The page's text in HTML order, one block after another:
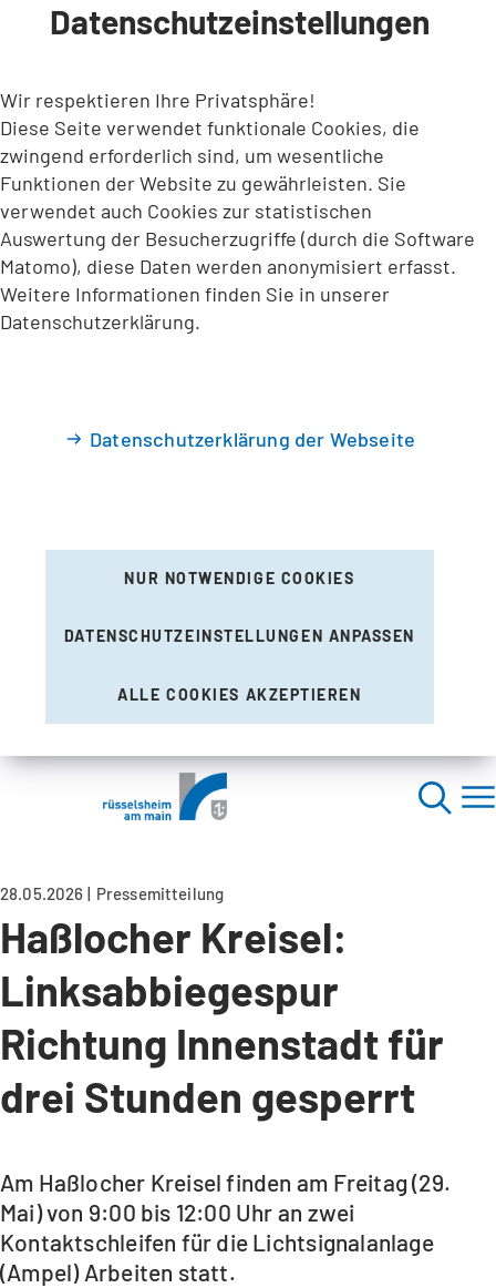
INHALT ANSPRINGEN
Datenschutzeinstellungen
Wir respektieren Ihre Privatsphäre!
Diese Seite verwendet funktionale Cookies, die
zwingend erforderlich sind, um wesentliche
Funktionen der Website zu gewährleisten. Sie
verwendet auch Cookies zur statistischen
Auswertung der Besucherzugriffe (durch die Software
Matomo), diese Daten werden anonymisiert erfasst.
Weitere Informationen finden Sie in unserer
Datenschutzerklärung.
Datenschutzerklärung der Webseite
NUR NOTWENDIGE COOKIES
DATENSCHUTZEINSTELLUNGEN ANPASSEN
ALLE COOKIES AKZEPTIEREN
28.05.2026 Pressemitteilung
Haßlocher Kreisel:
Linksabbiegespur
Richtung Innenstadt für
drei Stunden gesperrt
Am Haßlocher Kreisel finden am Freitag (29.
Mai) von 9:00 bis 12:00 Uhr an zwei
Kontaktschleifen für die Lichtsignalanlage
(Ampel) Arbeiten statt.